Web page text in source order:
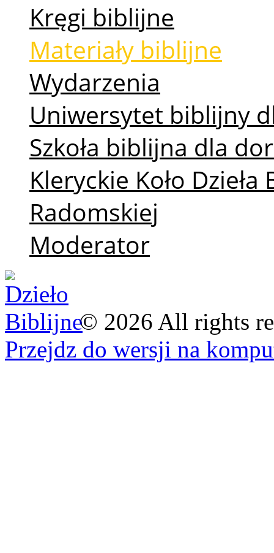
Kręgi biblijne
Materiały biblijne
Wydarzenia
Uniwersytet biblijny
Szkoła biblijna dla
Kleryckie Koło
Radomskiej
Moderator
© 2026 All rights
Przejdz do wersji na